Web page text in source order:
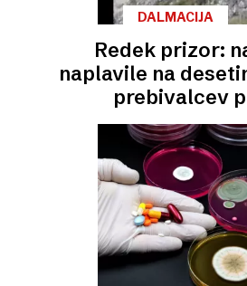
DALMACIJA
Redek prizor:
naplavile na
prebivalcev